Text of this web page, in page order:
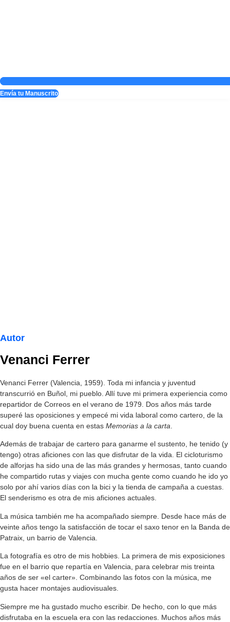
Envía tu Manuscrito
Autor
Venanci Ferrer
Venanci Ferrer (Valencia, 1959). Toda mi infancia y juventud
transcurrió en Buñol, mi pueblo. Allí tuve mi primera experiencia como
repartidor de Correos en el verano de 1979. Dos años más tarde
superé las oposiciones y empecé mi vida laboral como cartero, de la
cual doy buena cuenta en estas Memorias a la carta
Además de trabajar de cartero para ganarme el sustento, he tenido (y
tengo) otras aficiones con las que disfrutar de la vida. El cicloturismo
de alforjas ha sido una de las más grandes y hermosas, tanto cuando
he compartido rutas y viajes con mucha gente como cuando he ido yo
solo por ahí varios días con la bici y la tienda de campaña a cuestas.
El senderismo es otra de mis aficiones actuales.
La música también me ha acompañado siempre. Desde hace más de
veinte años tengo la satisfacción de tocar el saxo tenor en la Banda de
Patraix, un barrio de Valencia.
La fotografía es otro de mis hobbies. La primera de mis exposiciones
fue en el barrio que repartía en Valencia, para celebrar mis treinta
años de ser «el carter». Combinando las fotos con la música, me
gusta hacer montajes audiovisuales.
Siempre me ha gustado mucho escribir. De hecho, con lo que más
disfrutaba en la escuela era con las redacciones. Muchos años más